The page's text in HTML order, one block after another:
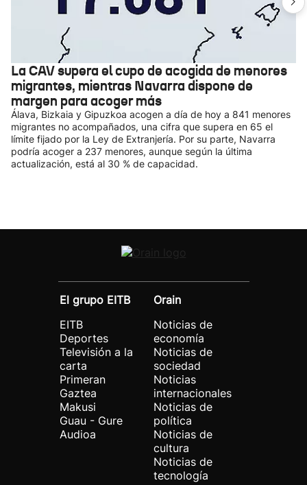
La CAV supera el cupo de acogida de menores
migrantes, mientras Navarra dispone de
margen para acoger más
Álava, Bizkaia y Gipuzkoa acogen a día de hoy a 841 menores
migrantes no acompañados, una cifra que supera en 65 el
límite fijado por la Ley de Extranjería. Por su parte, Navarra
podría acoger a 237 menores, aunque según la última
actualización, está al 30 % de capacidad.
El grupo EITB
EITB
Deportes
Televisión a la
carta
Primeran
Gaztea
Makusi
Guau - Gure
Audioa
Orain
Noticias de
economía
Noticias de
sociedad
Noticias
internacionales
Noticias de
política
Noticias de
cultura
Noticias de
tecnología